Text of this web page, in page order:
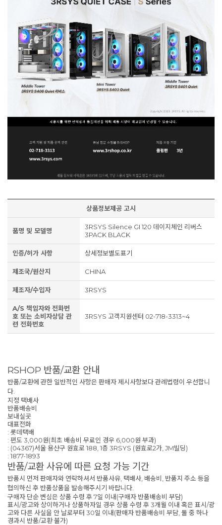
상품정보제공 고시
품명 및 모델명
3RSYS Silence GI 120 데이지체인 리버스
3PACK BLACK
인증/허가 사항 상세정보별도표기
제조국/원산지 CHINA
제조자/수입자 3RSYS
A/S 책임자와 전화번
호 또는 소비자상담 관
련 전화번호
3RSYS 고객지원센터 02-718-3313~4
RSHOP 반품/교환 안내
반품/교환에 관한 일반적인 사항은 판매자 제시사항보다 관례법령이 우선합니
다.
지정 택배사
반품배송비
보내실곳
대표전화
: 롯데택배
: 편도 3,000원(최초 배송비 무료인 경우 6,000원 부과)
: (04367)서울 용산구 원효로 188, 1층 3RSYS (원효로2가, JM빌딩)
: 1877-1893
반품/교환 사유에 따른 요청 가능 기간
반품시 먼저 판매자와 연락하셔서 반품사유, 택배사, 배송비, 반품지 주소 등을
협의하신 후 반품상품을 발송해주시기 바랍니다.
구매자 단순 변심은 상품 수령 후 7일 이내(구매자 반품배송비 부담)
표시/광고와 상이하거나 상품하자일 경우 상품 수령 후 3개월 이내 혹은 표시/광
고와 다른 사실을 안 날로부터 30일 이내(판매자 반품배송비 부담, 둘 중 하나
경과시 반품/교환 불가)